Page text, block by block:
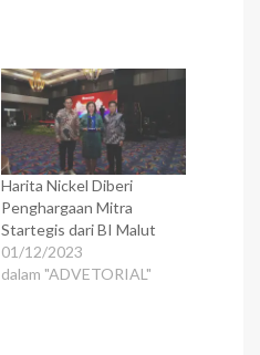
Harita Nickel Diberi
Penghargaan Mitra
Startegis dari BI Malut
01/12/2023
dalam "ADVETORIAL"